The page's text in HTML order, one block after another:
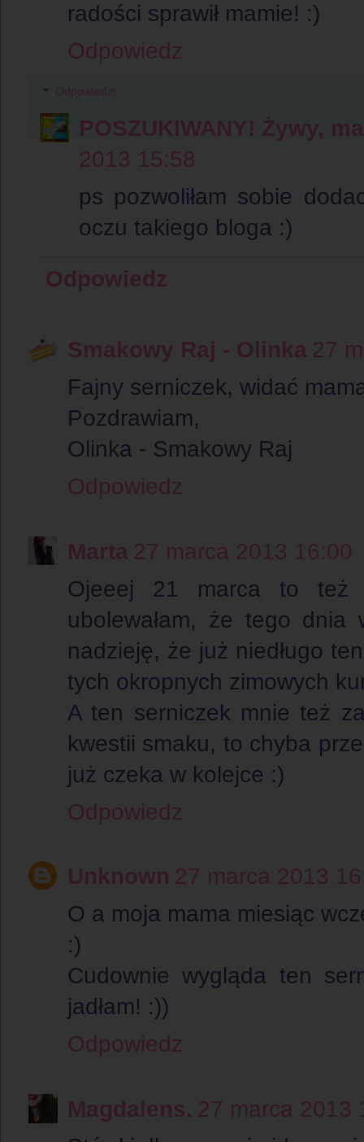
radości sprawił mamie! :)
Odpowiedz
Odpowiedzi
POSZUKIWANY! Żywy,
2013 15:58
ps pozwoliłam sobie
oczu takiego bloga :)
Odpowiedz
Smakowy Raj - Olinka 27
Fajny serniczek, widać
Pozdrawiam,
Olinka - Smakowy Raj
Odpowiedz
Marta 27 marca 2013 16:00
Ojeeej 21 marca to też
ubolewałam, że tego dnia
nadzieję, że już niedługo
tych okropnych zimowych
A ten serniczek mnie też
kwestii smaku, to chyba
już czeka w kolejce :)
Odpowiedz
Unknown 27 marca 2013
O a moja mama miesiąc
:)
Cudownie wygląda ten
jadłam! :))
Odpowiedz
Magdalens. 27 marca 2013